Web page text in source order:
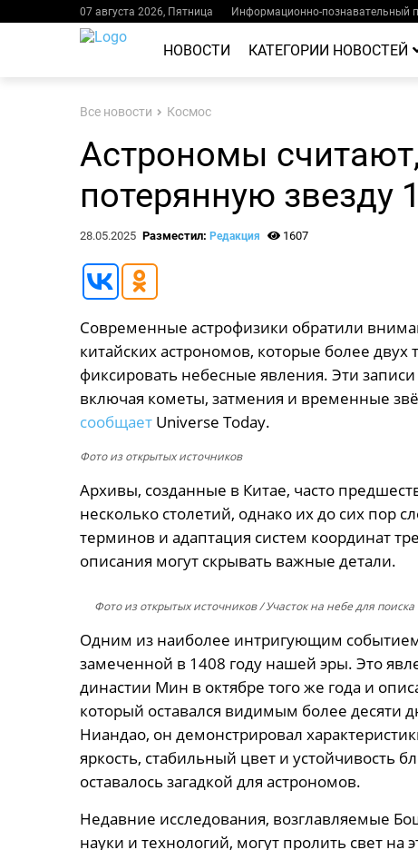
07 августа 2026, Пятница Информационно-познавательный
НОВОСТИ КАТЕГОРИИ НОВОСТЕЙ
Все новости Космос
Астрономы
потерянную звезду
28.05.2025 Разместил: Редакция 1607
Современные астрофизики обратили
китайских астрономов, которые более двух
фиксировать небесные явления. Эти
включая кометы, затмения и временные
сообщаетUniverse Today.
Фото из открытых источников
Архивы, созданные в Китае, часто
несколько столетий, однако их до сих пор
терминов и адаптация систем координат
описания могут скрывать важные детали.
Фото из открытых источников/ Участок на небе для
Одним из наиболее интригующим
замеченной в 1408 году нашей эры. Это
династии Мин в октябре того же года и
который оставался видимым более десяти
Ниандао, он демонстрировал
яркость, стабильный цвет и устойчивость
оставалось загадкой для астрономов.
Недавние исследования, возглавляемые
науки и технологий, могут пролить свет